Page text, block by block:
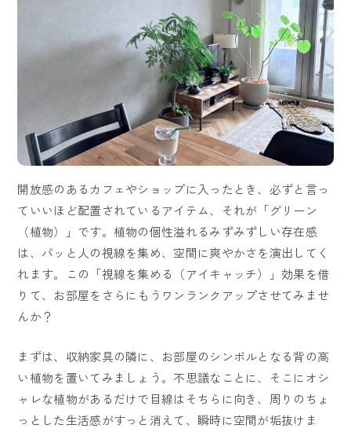
開放感のあるカフェやショップに入ったとき、必ずと言っ
ていいほど配置されているアイテム、それが「グリーン
（植物）」です。植物の個性溢れるみずみずしい存在感
は、パッと人の視線を集め、空間に爽やかさを演出してく
れます。この「視線を集める（アイキャッチ）」効果を借
りて、お部屋をさらにもうワンランクアップさせてみませ
んか？
まずは、収納家具の隣に、お部屋のシンボルとなる背の高
い植物を置いてみましょう。不思議なことに、そこにオシ
ャレな植物があるだけで目線はそちらに向き、周りのちょ
っとした生活感がすっと消えて、瞬時に空間が垢抜けま